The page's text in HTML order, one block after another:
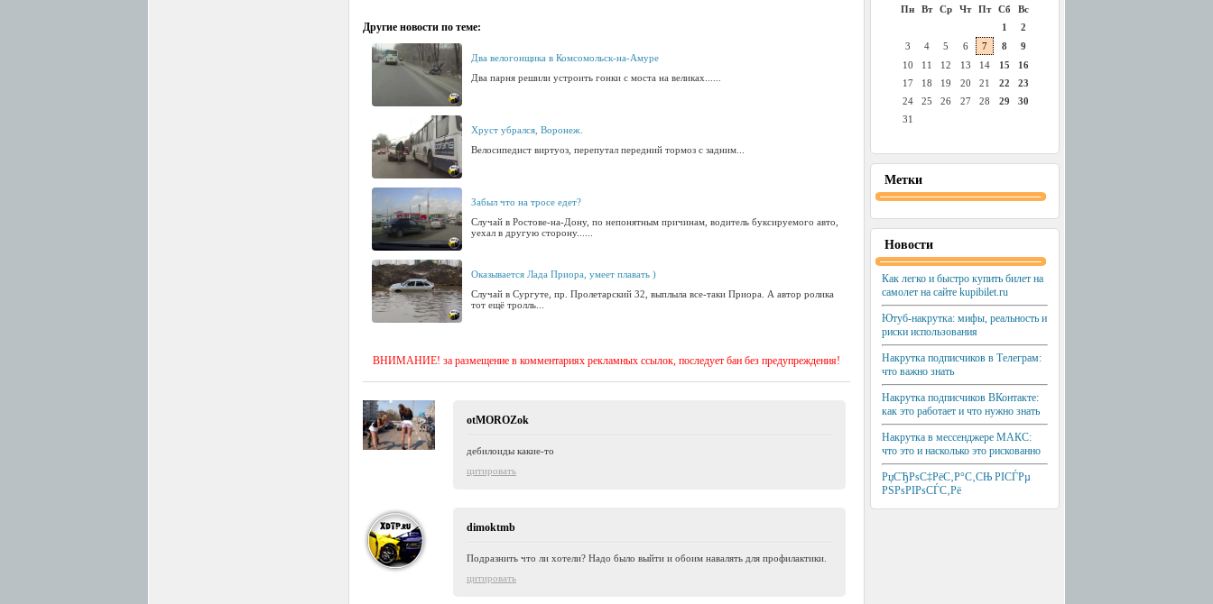
Другие новости по теме:
Два велогонщика в Комсомольск-на-Амуре
Два парня решили устроить гонки с моста на великах......
Хруст убрался, Воронеж.
Велосипедист виртуоз, перепутал передний тормоз с задним...
Забыл что на тросе едет?
Случай в Ростове-на-Дону, по непонятным причинам, водитель буксируемого авто,
уехал в другую сторону......
Оказывается Лада Приора, умеет плавать )
Случай в Сургуте, пр. Пролетарский 32, выплыла все-таки Приора. А автор ролика
тот ещё тролль...
ВНИМАНИЕ! за размещение в комментариях рекламных ссылок, последует бан без предупреждения!
otMOROZok
дебилоиды какие-то
цитировать
dimoktmb
Подразнить что ли хотели? Надо было выйти и обоим навалять для профилактики.
цитировать
Пн
Вт Ср Чт Пт Сб
Вс
1
2
3
4 5 6 7 8
9
10
11 12 13 14 15
16
17
18 19 20 21 22
23
24
25 26 27 28 29
30
31
Метки
Новости
Как легко и быстро купить билет на
самолет на сайте kupibilet.ru
Ютуб-накрутка: мифы, реальность и
риски использования
Накрутка подписчиков в Телеграм:
что важно знать
Накрутка подписчиков ВКонтакте:
как это работает и что нужно знать
Накрутка в мессенджере МАКС:
что это и насколько это рискованно
РџСЂРѕС‡РёС‚Р°С‚СЊ РІСЃРµ
РЅРѕРІРѕСЃС‚Рё